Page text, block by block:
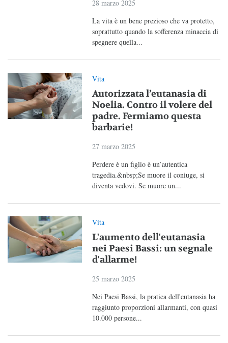
28 marzo 2025
La vita è un bene prezioso che va protetto,
soprattutto quando la sofferenza minaccia di
spegnere quella...
Vita
Autorizzata l’eutanasia di
Noelia. Contro il volere del
padre. Fermiamo questa
barbarie!
27 marzo 2025
Perdere è un figlio è un’autentica
tragedia.&nbsp;Se muore il coniuge, si
diventa vedovi. Se muore un...
Vita
L'aumento dell'eutanasia
nei Paesi Bassi: un segnale
d'allarme!
25 marzo 2025
Nei Paesi Bassi, la pratica dell'eutanasia ha
raggiunto proporzioni allarmanti, con quasi
10.000 persone...